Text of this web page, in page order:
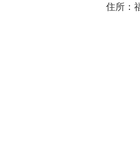
住所：